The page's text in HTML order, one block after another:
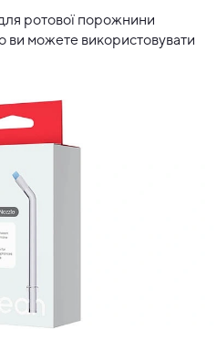
ротової порожнини
ви можете використовувати